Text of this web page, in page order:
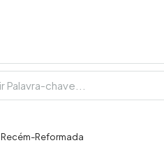
Recém-Reformada